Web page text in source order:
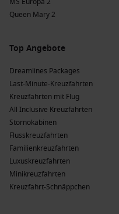
Queen Mary 2
Top Angebote
Dreamlines Packages
Last-Minute-Kreuzfahrten
Kreuzfahrten mit Flug
All Inclusive Kreuzfahrten
Stornokabinen
Flusskreuzfahrten
Familienkreuzfahrten
Luxuskreuzfahrten
Minikreuzfahrten
Kreuzfahrt-Schnäppchen